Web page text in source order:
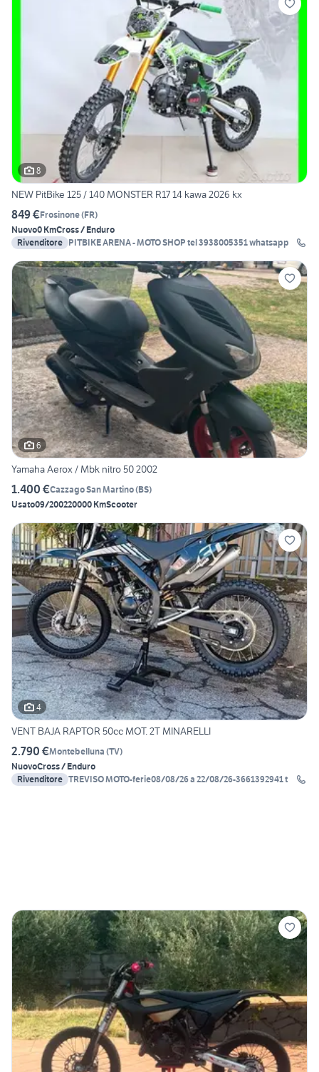
8
NEW PitBike 125 / 140 MONSTER R17 14 kawa 2026 kx
849 €Frosinone(FR)
Nuovo0 KmCross / Enduro
Rivenditore PITBIKE ARENA - MOTO SHOP tel 3938005351 whatsapp
6
Yamaha Aerox / Mbk nitro 50 2002
1.400 €Cazzago San Martino(BS)
Usato09/200220000 KmScooter
4
VENT BAJA RAPTOR 50cc MOT. 2T MINARELLI
2.790 €Montebelluna (TV)
NuovoCross / Enduro
Rivenditore TREVISO MOTO-ferie08/08/26 a 22/08/26-3661392941 t